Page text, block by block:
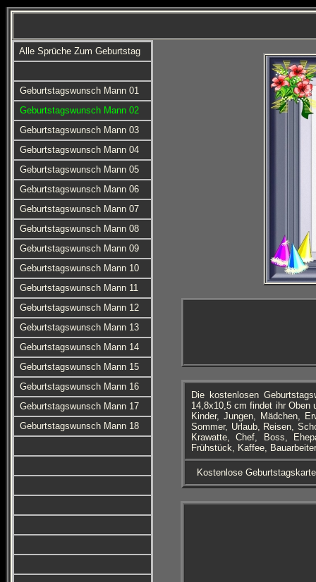
Alle Sprüche Zum Geburtstag
Geburtstagswunsch Mann 01
Geburtstagswunsch Mann 02
Geburtstagswunsch Mann 03
Geburtstagswunsch Mann 04
Geburtstagswunsch Mann 05
Geburtstagswunsch Mann 06
Geburtstagswunsch Mann 07
Geburtstagswunsch Mann 08
Geburtstagswunsch Mann 09
Geburtstagswunsch Mann 10
Geburtstagswunsch Mann 11
Geburtstagswunsch Mann 12
Geburtstagswunsch Mann 13
Geburtstagswunsch Mann 14
Geburtstagswunsch Mann 15
Geburtstagswunsch Mann 16
Geburtstagswunsch Mann 17
Geburtstagswunsch Mann 18
Die kostenlosen
14,8x10,5 cm findet ihr Oben
Kinder, Jungen, Mädchen,
Sommer, Urlaub, Reisen,
Krawatte, Chef, Boss,
Frühstück, Kaffee,
Kostenlose